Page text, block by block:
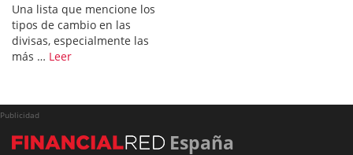
Una lista que mencione los
tipos de cambio en las
divisas, especialmente las
más … Leer
Publicidad
España